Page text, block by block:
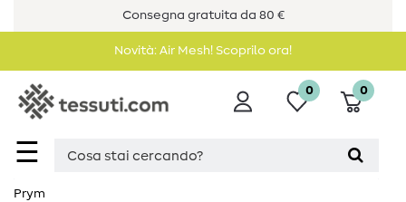
Consegna gratuita da 80 €
Novità: Air Mesh! Scoprilo ora!
☰
0 0
Prym